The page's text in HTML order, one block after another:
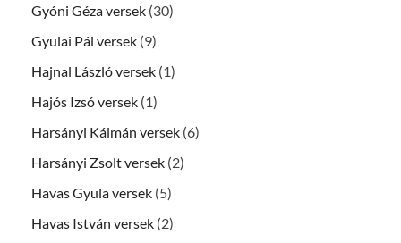
Gyóni Géza versek (30)
Gyulai Pál versek (9)
Hajnal László versek (1)
Hajós Izsó versek (1)
Harsányi Kálmán versek (6)
Harsányi Zsolt versek (2)
Havas Gyula versek (5)
Havas István versek (2)